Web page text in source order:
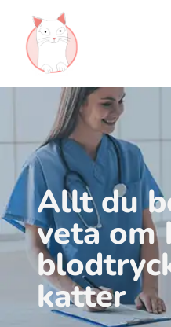
Allt du
veta om
katter